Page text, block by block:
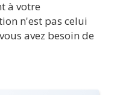
à votre
n'est pas celui
avez besoin de